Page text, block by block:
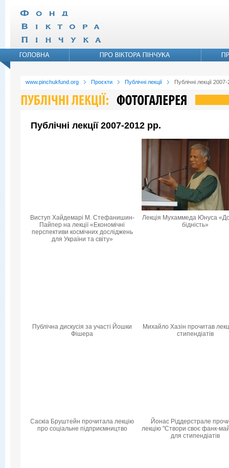
www.pinchukfund.org Проєкти Публічні лекції Публічні лекції
Публічні лекції 2007-2012 рр.
Виступ Хайдемарі М. Стефанишин-
Пайпер на лекції «Економічні
перспективи космічних досліджень
для України та світу»
Лекція Мухаммеда Юнуса
бідність»
Публічна дискусія за участі Йошки
Фішера
Михайло Хазін прочитав
стипендіатів
Саскіа Бруштейн прочитала лекцію
про соціальне підприємництво
Йонас Ріддерстрале
лекцію "Створи своє фанк-
для стипендіатів